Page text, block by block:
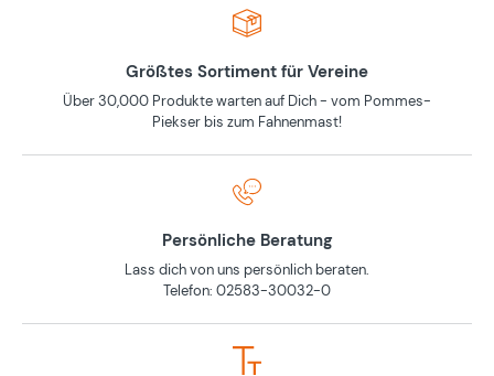
Größtes Sortiment für Vereine
Über 30,000 Produkte warten auf Dich - vom Pommes-
Piekser bis zum Fahnenmast!
Persönliche Beratung
Lass dich von uns persönlich beraten.
Telefon: 02583-30032-0